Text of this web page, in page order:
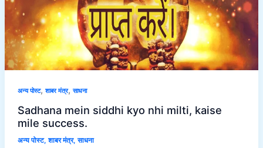
अन्य पोस्ट,शाबर मंत्र,साधना
Sadhana mein siddhi kyo nhi milti, kaise
mile success.
अन्य पोस्ट,शाबर मंत्र,साधना
success.